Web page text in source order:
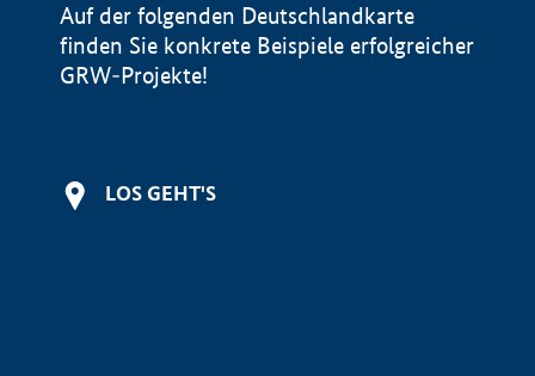
Auf der folgenden Deutschlandkarte
finden Sie konkrete Beispiele erfolgreicher
GRW-Projekte!
LOS GEHT'S